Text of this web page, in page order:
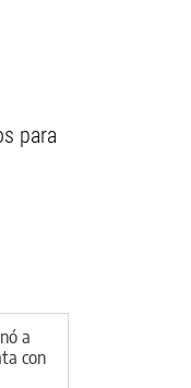
para
a
con